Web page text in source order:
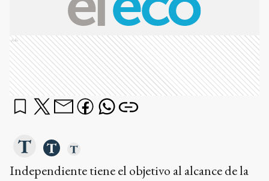
Ads
Independiente tiene el objetivo al alcance de la